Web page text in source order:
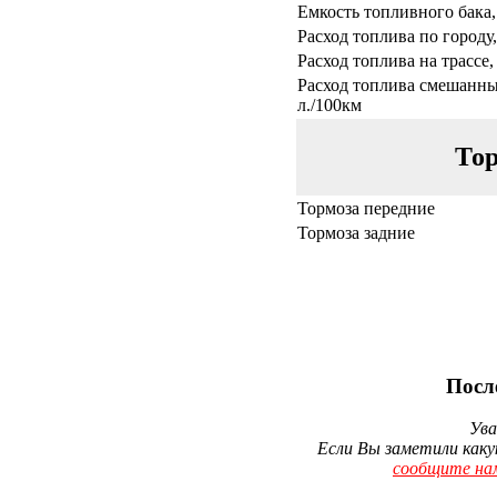
Емкость топливного
Расход топлива по
Расход топлива на
Расход топлива
л./100км
Тормоза передние
Тормоза задние
Если Вы заметили
сообщите